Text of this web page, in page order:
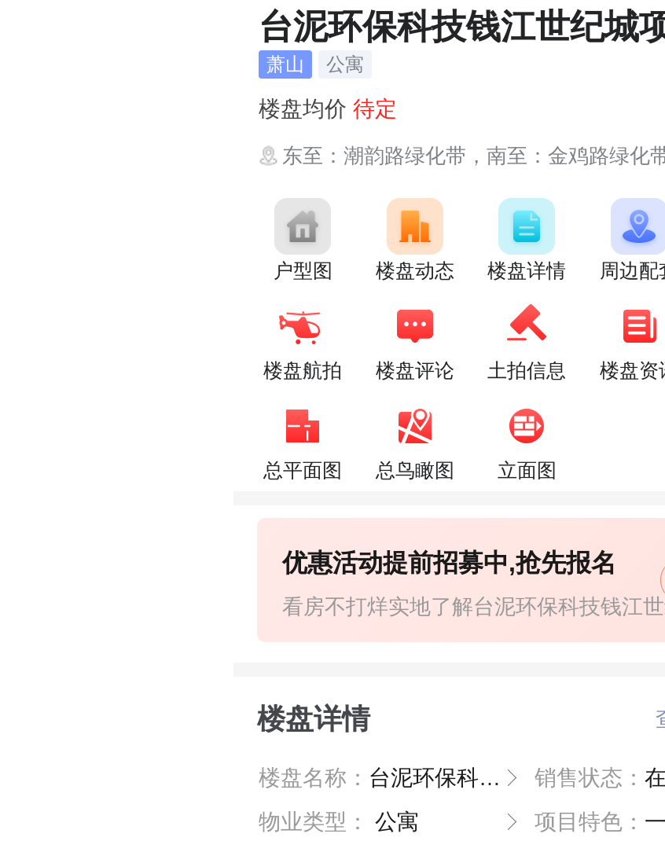
台泥环保科技钱江世纪城
萧山 公寓
楼盘均价 待定
东至：潮韵路绿化带，南至：金鸡路绿化带，西至：观澜路
户型图 楼盘动态 楼盘详情 周边配
楼盘航拍 楼盘评论 土拍信息 楼盘资
总平面图 总鸟瞰图 立面图
看房不打烊实地了解台泥环保科技钱江
优惠活动提前招募中,抢先报名
楼盘详情
楼盘名称： 台泥环保科技钱江世纪城项目 销售状态：
物业类型：
公寓 项目特色：